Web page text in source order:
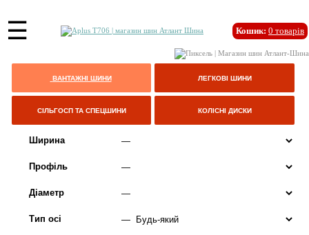
☰ Кошик: 0 товарів
ВАНТАЖНІ ШИНИ ЛЕГКОВІ ШИНИ
СІЛЬГОСП ТА СПЕЦШИНИ КОЛІСНІ ДИСКИ
Ширина
Профіль
Діаметр
Тип осі